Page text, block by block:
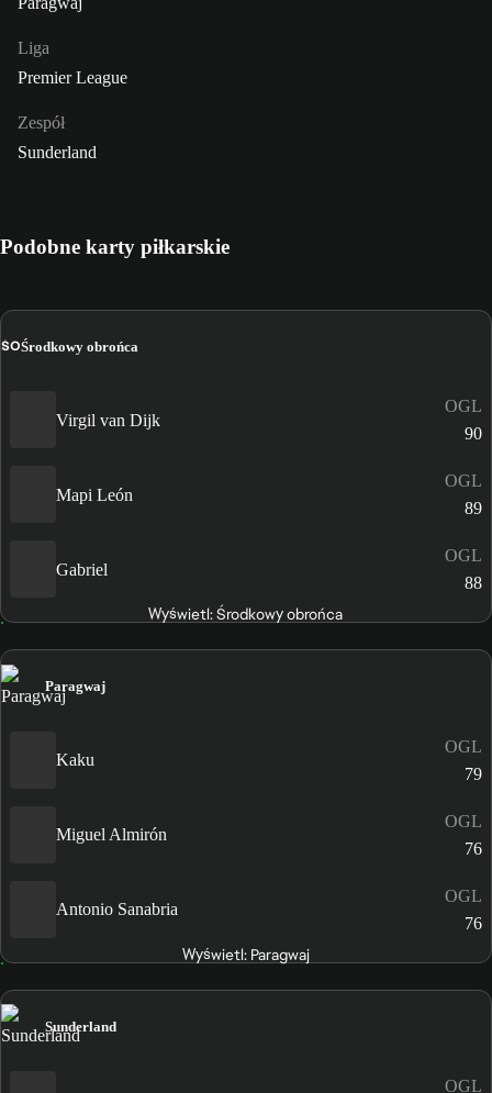
Liga
Premier League
Zespół
Sunderland
Podobne karty piłkarskie
ŚOŚrodkowy obrońca
Virgil van Dijk
OGL
90
Mapi León
OGL
89
Gabriel
OGL
88
Wyświetl: Środkowy obrońca
Paragwaj
Kaku
OGL
79
Miguel Almirón
OGL
76
Antonio Sanabria
OGL
76
Wyświetl: Paragwaj
Sunderland
OGL